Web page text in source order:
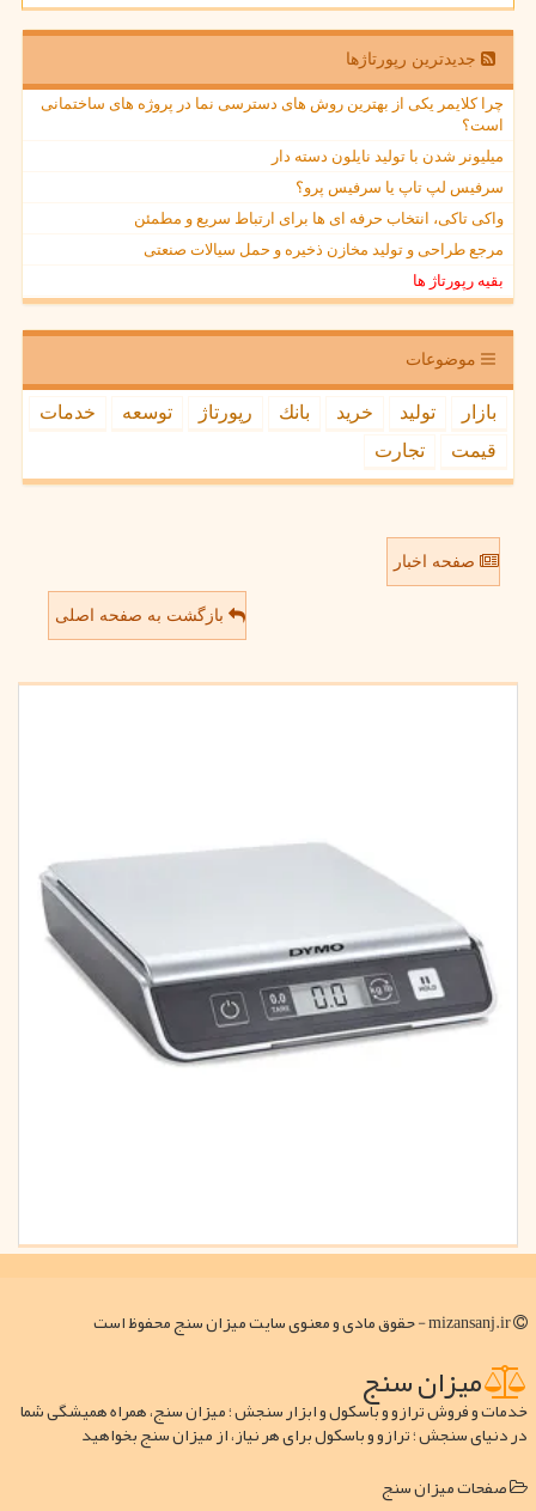
جدیدترین رپورتاژها
چرا کلایمر یکی از بهترین روش های دسترسی نما در پروژه های ساختمانی
است؟
میلیونر شدن با تولید نایلون دسته دار
سرفیس لپ تاپ یا سرفیس پرو؟
واکی تاکی، انتخاب حرفه ای ها برای ارتباط سریع و مطمئن
مرجع طراحی و تولید مخازن ذخیره و حمل سیالات صنعتی
بقیه رپورتاژ ها
موضوعات
بازار تولید خرید بانك رپورتاژ توسعه
خدمات
قیمت
تجارت
صفحه اخبار
بازگشت به صفحه اصلی
میزان سنج
خدمات و فروش ترازو و باسکول و ابزار سنجش ؛ میزان سنج، همراه همیشگی شما
در دنیای سنجش ؛ ترازو و باسکول برای هر نیاز، از میزان سنج بخواهید
صفحات میزان سنج